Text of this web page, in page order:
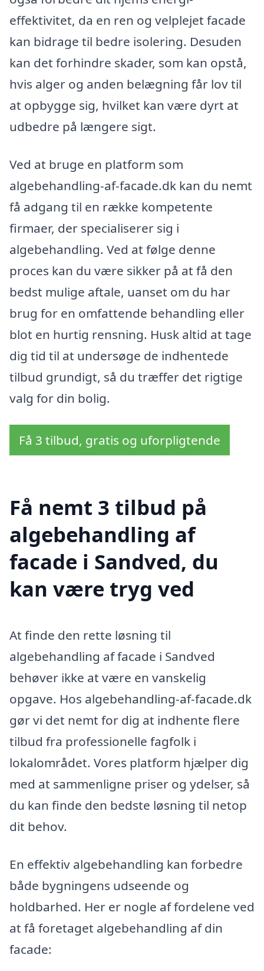
effektivitet, da en ren og velplejet facade
kan bidrage til bedre isolering. Desuden
kan det forhindre skader, som kan opstå,
hvis alger og anden belægning får lov til
at opbygge sig, hvilket kan være dyrt at
udbedre på længere sigt.
Ved at bruge en platform som
algebehandling-af-facade.dk kan du nemt
få adgang til en række kompetente
firmaer, der specialiserer sig i
algebehandling. Ved at følge denne
proces kan du være sikker på at få den
bedst mulige aftale, uanset om du har
brug for en omfattende behandling eller
blot en hurtig rensning. Husk altid at tage
dig tid til at undersøge de indhentede
tilbud grundigt, så du træffer det rigtige
valg for din bolig.
Få 3 tilbud, gratis og uforpligtende
Få nemt 3 tilbud på
algebehandling af
facade i Sandved, du
kan være tryg ved
At finde den rette løsning til
algebehandling af facade i Sandved
behøver ikke at være en vanskelig
opgave. Hos algebehandling-af-facade.dk
gør vi det nemt for dig at indhente flere
tilbud fra professionelle fagfolk i
lokalområdet. Vores platform hjælper dig
med at sammenligne priser og ydelser, så
du kan finde den bedste løsning til netop
dit behov.
En effektiv algebehandling kan forbedre
både bygningens udseende og
holdbarhed. Her er nogle af fordelene ved
at få foretaget algebehandling af din
facade: